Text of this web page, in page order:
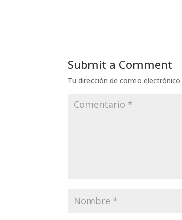
Submit a Comment
Tu dirección de correo electrónico